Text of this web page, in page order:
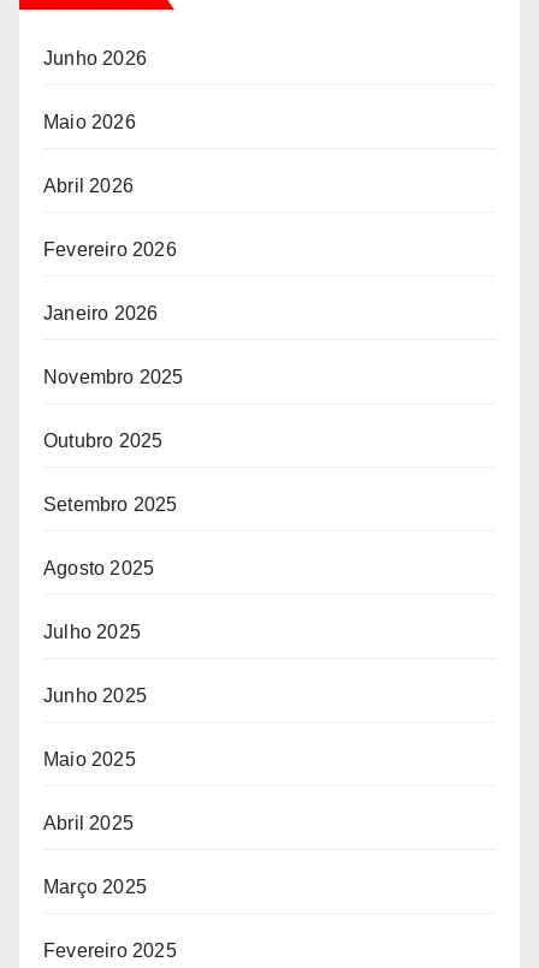
Junho 2026
Maio 2026
Abril 2026
Fevereiro 2026
Janeiro 2026
Novembro 2025
Outubro 2025
Setembro 2025
Agosto 2025
Julho 2025
Junho 2025
Maio 2025
Abril 2025
Março 2025
Fevereiro 2025